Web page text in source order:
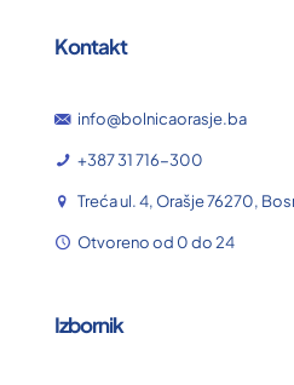
Kontakt
info@bolnicaorasje.ba
+387 31 716-300
Treća ul. 4, Orašje 76270,
Otvoreno od 0 do 24
Izbornik